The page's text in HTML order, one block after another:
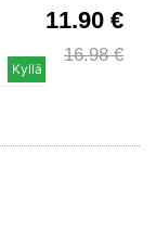
11.90 €
16.98 €